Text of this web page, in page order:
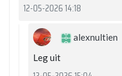
12-05-2026 14:18
alexnultien
Leg uit